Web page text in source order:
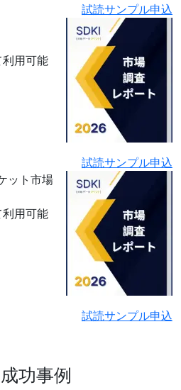
試読サンプル申込
用可能
試読サンプル申込
ット市場
用可能
試読サンプル申込
功事例